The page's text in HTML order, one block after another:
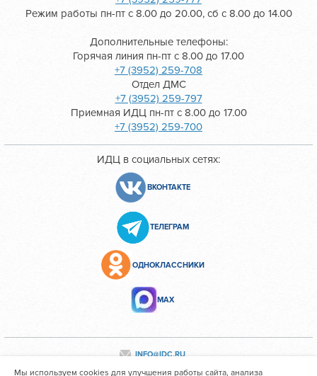
Режим работы пн-пт с 8.00 до 20.00, сб с 8.00 до 14.00
Дополнительные телефоны:
Горячая линия пн-пт с 8.00 до 17.00
+7 (3952) 259-708
Отдел ДМС
+7 (3952) 259-797
Приемная ИДЦ пн-пт с 8.00 до 17.00
+7 (3952) 259-700
ИДЦ в социальных сетях:
ВКОНТАКТЕ
ТЕЛЕГРАМ
ОДНОКЛАССНИКИ
МАХ
INFO@IDC.RU
Мы используем cookies для улучшения работы сайта, анализа